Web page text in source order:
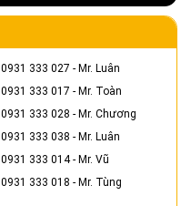
0931 333 027 - Mr. Luân
0931 333 017 - Mr. Toàn
0931 333 028 - Mr. Chương
0931 333 038 - Mr. Luân
0931 333 014- Mr. Vũ
0931 333 018 - Mr. Tùng